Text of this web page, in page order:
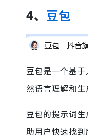
4、 豆包
豆包是一个基
然语言理解和
豆包的提示词
助用户快速找